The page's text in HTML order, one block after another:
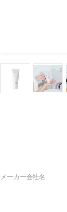
メーカー会社名